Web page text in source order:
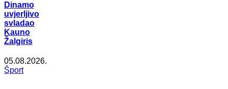
Dinamo
uvjerljivo
svladao
Kauno
Žalgiris
05.08.2026.
Šport